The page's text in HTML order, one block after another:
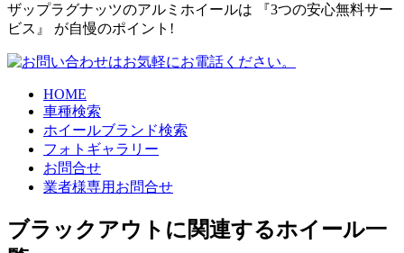
ザップラグナッツのアルミホイールは 『3つの安心無料サー
ビス』 が自慢のポイント!
HOME
車種検索
ホイールブランド検索
フォトギャラリー
お問合せ
業者様専用お問合せ
ブラックアウトに関連するホイール一